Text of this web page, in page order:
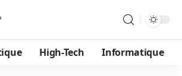
High-Tech Informatique